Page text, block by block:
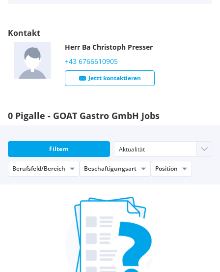
Kontakt
Herr Ba Christoph Presser
+43 6766610905
Jetzt kontaktieren
0 Pigalle - GOAT Gastro GmbH Jobs
Filtern
Berufsfeld/Bereich Beschäftigungsart Position